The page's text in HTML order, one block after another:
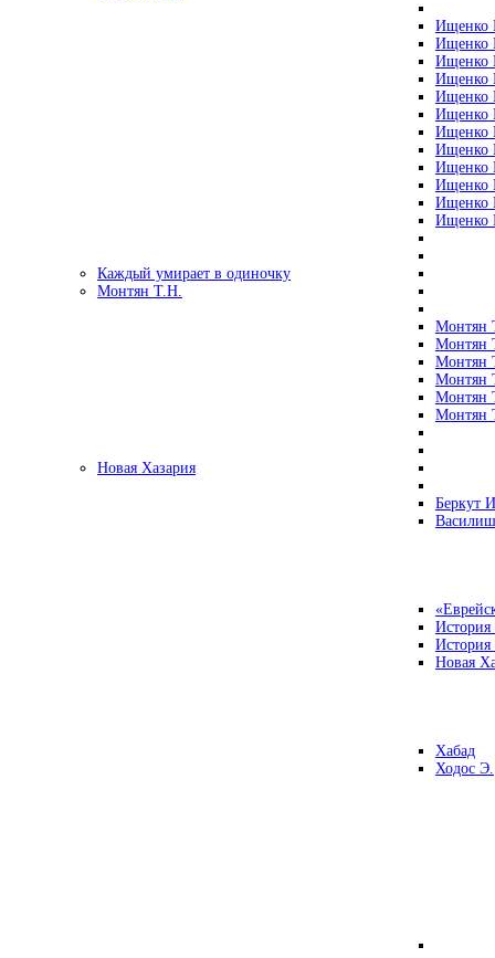
Ищенко
Ищенко
Ищенко
Ищенко
Ищенко
Ищенко
Ищенко
Ищенко
Ищенко
Ищенко
Ищенко
Ищенко
Каждый умирает в одиночку
Монтян Т.Н.
Монтян
Монтян
Монтян
Монтян
Монтян
Монтян
Новая Хазария
Беркут
Новая
Хабад
Ходос Э.